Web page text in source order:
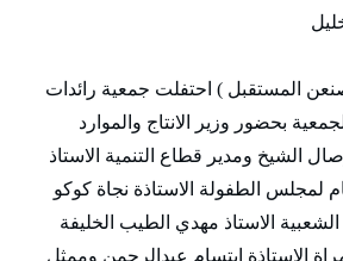
المستقبل ) احتفلت جمعية رائدات
بحضور وزير الانتاج والموارد
الشيخ ومدير قطاع التنمية الاستاذ
لمجلس الطفولة الاستاذة نجاة كوكو
الاستاذ مهدي الطيب الخليفة
الاستاذة ابتسام عبدالرحمن وممثل